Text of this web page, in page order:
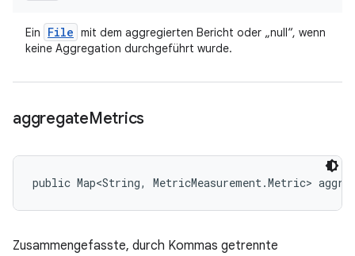
Ein File mit dem aggregierten Bericht oder „null“, wenn
keine Aggregation durchgeführt wurde.
aggregateMetrics
public Map<String, MetricMeasurement.Metric>
Zusammengefasste, durch Kommas getrennte